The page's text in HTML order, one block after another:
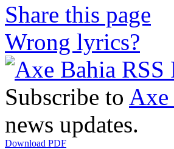
Share this page
Wrong lyrics?
Subscribe to Axe
news updates.
Download PDF